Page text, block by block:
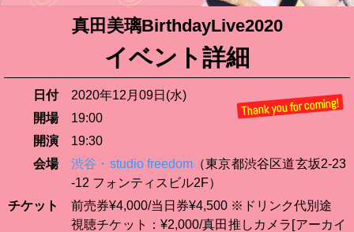
真田美璃BirthdayLive2020
イベント詳細
日付 2020年12月09日 (水)
開場
19:00
開演
19:30
会場
渋谷・studio freedom（東京都渋谷区道玄坂2-23
-12 フォンティスビル2F）
チケット
前売券¥4,000/当日券¥4,500 ※ドリンク代別途
視聴チケット：¥2,000/真田推しカメラ[アーカイ